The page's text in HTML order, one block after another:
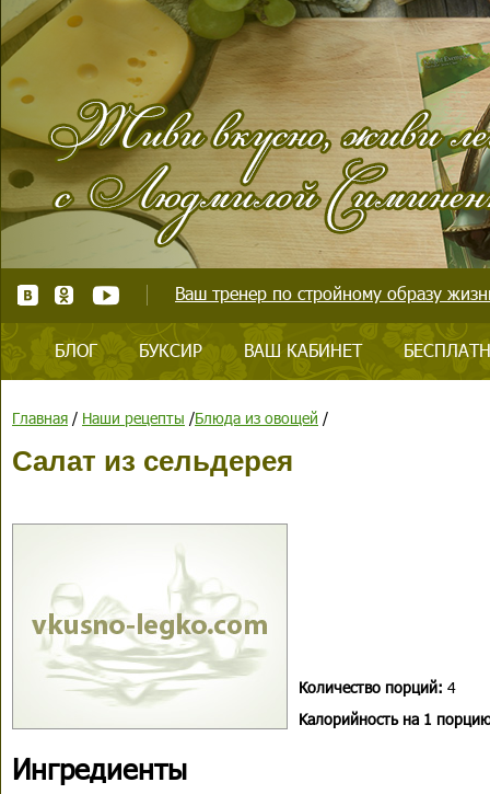
Ваш тренер по стройному образу
БЛОГ БУКСИР ВАШ КАБИНЕТ
Главная / Наши рецепты /Блюда из овощей /
Салат из сельдерея
Количество порций: 4
Kалорийность на 1
Ингредиенты